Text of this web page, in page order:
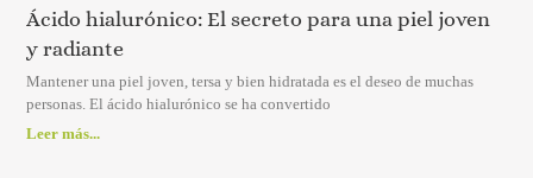
Ácido hialurónico: El secreto para una piel joven
y radiante
Mantener una piel joven, tersa y bien hidratada es el deseo de muchas
personas. El ácido hialurónico se ha convertido
Leer más...